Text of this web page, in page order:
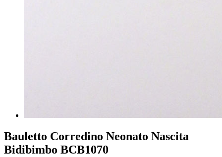
Bauletto Corredino Neonato Nascita
Bidibimbo BCB1070